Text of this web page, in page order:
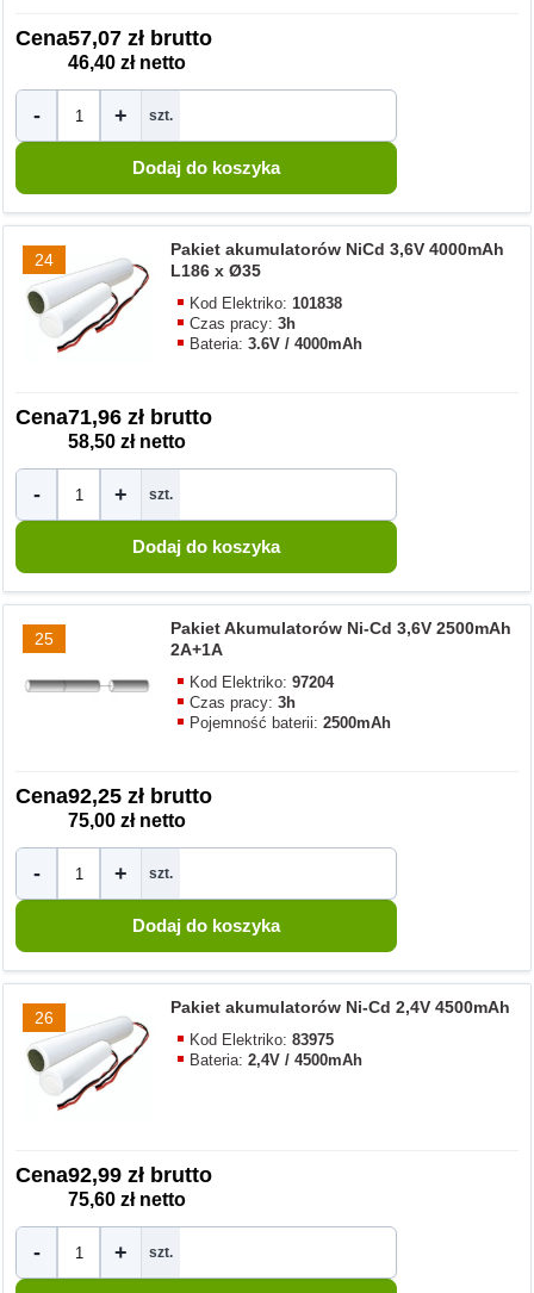
Cena57,07 zł brutto
46,40 zł netto
- + szt.
24
Pakiet akumulatorów NiCd 3,6V 4000mAh
L186 x Ø35
Kod Elektriko:101838
Czas pracy:3h
Bateria:3.6V / 4000mAh
Cena71,96 zł brutto
58,50 zł netto
- + szt.
25
Pakiet Akumulatorów Ni-Cd 3,6V 2500mAh
2A+1A
Kod Elektriko:97204
Czas pracy:3h
Pojemność baterii:2500mAh
Cena92,25 zł brutto
75,00 zł netto
- + szt.
26
Pakiet akumulatorów Ni-Cd 2,4V 4500mAh
Kod Elektriko:83975
Bateria:2,4V / 4500mAh
Cena92,99 zł brutto
75,60 zł netto
- + szt.